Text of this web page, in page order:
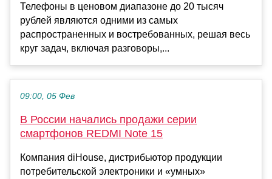
Телефоны в ценовом диапазоне до 20 тысяч
рублей являются одними из самых
распространенных и востребованных, решая весь
круг задач, включая разговоры,...
09:00, 05 Фев
В России начались продажи серии
смартфонов REDMI Note 15
Компания diHouse, дистрибьютор продукции
потребительской электроники и «умных»